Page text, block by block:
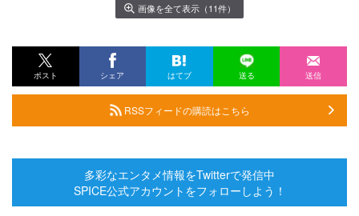
画像を全て表示（11件）
ポスト シェア はてブ 送る 送信
RSSフィードの購読はこちら
多彩なエンタメ情報をTwitterで発信中
SPICE公式アカウントをフォローしよう！